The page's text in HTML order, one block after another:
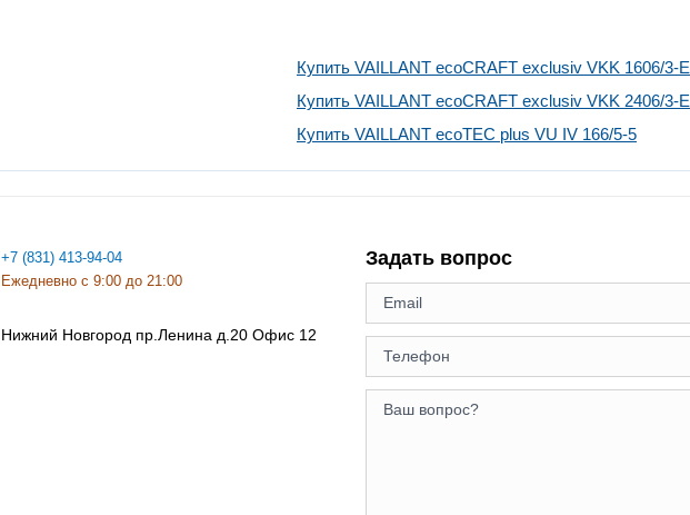
Купить VAILLANT ecoCRAFT exclusiv VKK 1606/3-E
Купить VAILLANT ecoCRAFT exclusiv VKK 2406/3-E
Купить VAILLANT ecoTEC plus VU IV 166/5-5
+7 (831) 413-94-04
Ежедневно с 9:00 до 21:00
Нижний Новгород пр.Ленина д.20 Офис 12
Задать вопрос